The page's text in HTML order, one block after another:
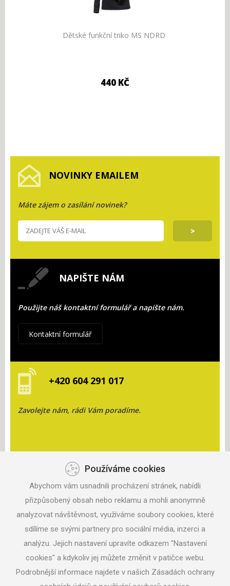
Dětské funkční triko MS NDRD
440 KČ
NOVINKY EMAILEM
Máte zájem o zasílání novinek?
NAPIŠTE NÁM
Použijte náš kontaktní formulář a napište nám.
Kontaktní formulář
+420 604 291 017
Zavolejte nám, rádi Vám poradíme.
KONTAKT
ANISPORT, S.R.O.
687 06 VELEHRAD
TEL: +420 604 291 017
MAIL:ANISPORT@SEZNAM.CZ
Používáme cookies
Abychom vám usnadnili procházení stránek, nabídli
přizpůsobený obsah nebo reklamu a mohli anonymně
analyzovat návštěvnost, využíváme soubory cookies, které
sdílíme se svými partnery pro sociální média, inzerci a
analýzu. Jejich nastavení upravíte odkazem "Nastavení
cookies" a kdykoliv jej můžete změnit v patičce webu.
Podrobnější informace najdete v našich Zásadách ochrany